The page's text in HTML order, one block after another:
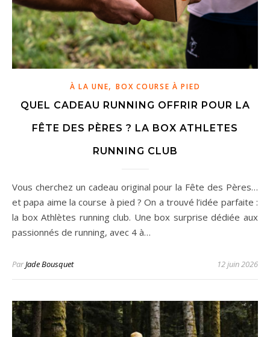
À LA UNE,BOX COURSE À PIED
QUEL CADEAU RUNNING OFFRIR POUR LA
FÊTE DES PÈRES ? LA BOX ATHLETES
RUNNING CLUB
Vous cherchez un cadeau original pour la Fête des Pères…
et papa aime la course à pied ? On a trouvé l’idée parfaite :
la box Athlètes running club. Une box surprise dédiée aux
passionnés de running, avec 4 à…
ParJade Bousquet 12 juin 2026